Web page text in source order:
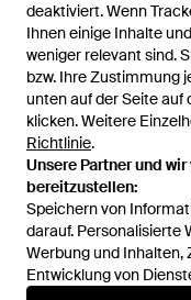
deaktiviert. Wenn
Ihnen einige Inhalte
weniger relevant sind.
bzw. Ihre Zustimmung
unten auf der Seite auf
klicken. Weitere
Richtlinie.
Unsere Partner und
bereitzustellen:
Speichern von
darauf. Personalisierte
Werbung und Inhalten,
Entwicklung von
Zuvor verkauft bei: